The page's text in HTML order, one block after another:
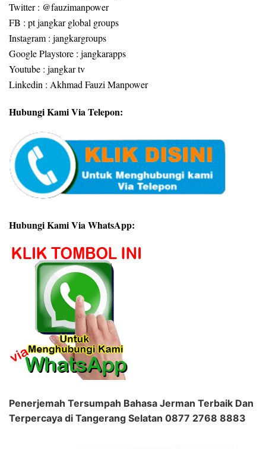
Twitter : @fauzimanpower
FB : pt jangkar global groups
Instagram : jangkargroups
Google Playstore : jangkarapps
Youtube : jangkar tv
Linkedin : Akhmad Fauzi Manpower
Hubungi Kami Via Telepon:
Hubungi Kami Via WhatsApp:
Penerjemah Tersumpah Bahasa Jerman Terbaik Dan
Terpercaya di Tangerang Selatan 0877 2768 8883